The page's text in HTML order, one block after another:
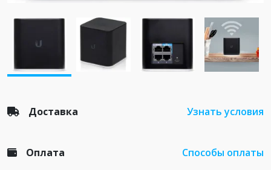
Доставка Узнать условия
Оплата Способы оплаты